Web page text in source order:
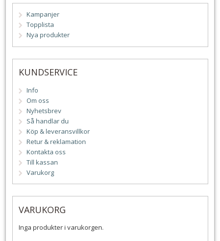
Kampanjer
Topplista
Nya produkter
KUNDSERVICE
Info
Om oss
Nyhetsbrev
Så handlar du
Köp & leveransvillkor
Retur & reklamation
Kontakta oss
Till kassan
Varukorg
VARUKORG
Inga produkter i varukorgen.